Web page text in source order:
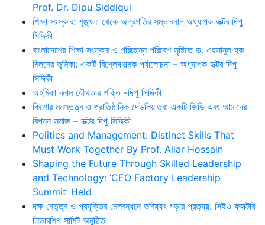
Prof. Dr. Dipu Siddiqui
শিক্ষা সংস্কার: শৃঙ্খলা থেকে অগ্রগতির সম্ভাবনা- অধ্যাপক ডক্টর দিপু
সিদ্দিকী
বাংলাদেশের শিক্ষা সংস্কার ও পরিচ্ছন্ন পরিবেশ সৃষ্টিতে ড. এহসানুল হক
মিলনের ভূমিকা: একটি বিশ্লেষণাত্মক পর্যালোচনা – অধ্যাপক ডক্টর দিপু
সিদ্দিকী
অহমিকা বনাম যৌথতার শক্তি -দিপু সিদ্দিকী
কিশোর মনস্তত্ত্ব ও প্রাতিষ্ঠানিক দেউলিয়াত্ব: একটি জিডি এবং আমাদের
বিপন্ন সমাজ – ডক্টর দিপু সিদ্দিকী
Politics and Management: Distinct Skills That
Must Work Together By Prof. Aliar Hossain
Shaping the Future Through Skilled Leadership
and Technology: ‘CEO Factory Leadership
Summit’ Held
দক্ষ নেতৃত্ব ও প্রযুক্তির মেলবন্ধনে ভবিষ্যৎ গড়ার প্রত্যয়: সিইও ফ্যাক্টরি
লিডারশিপ সামিট অনুষ্ঠিত